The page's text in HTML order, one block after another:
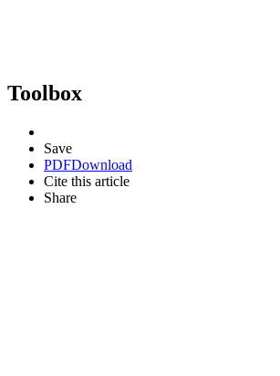
Toolbox
Save
PDFDownload
Cite this article
Share